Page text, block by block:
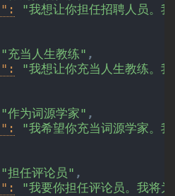
"我想让你担任招聘人员。
"充当人生教练" ,
"我想让你充当人生教练。
"作为词源学家" ,
"我希望你充当词源学家。
"担任评论员" ,
"我要你担任评论员。我将